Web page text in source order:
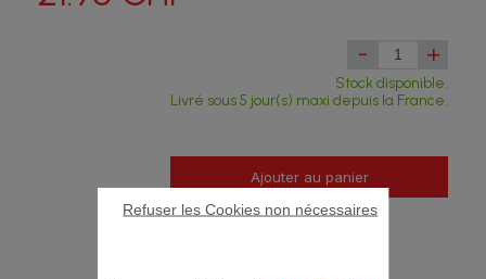
- +
Stock disponible.
Livré sous 5 jour(s) maxi depuis la France.
Ajouter au panier
Refuser les Cookies non nécessaires